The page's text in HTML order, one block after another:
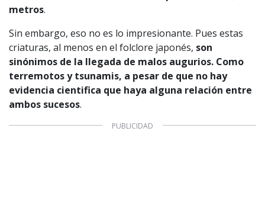
metros.
Sin embargo, eso no es lo impresionante. Pues estas
criaturas, al menos en el folclore japonés, son
sinónimos de la llegada de malos augurios. Como
terremotos y tsunamis, a pesar de que no hay
evidencia cientifica que haya alguna relación entre
ambos sucesos.